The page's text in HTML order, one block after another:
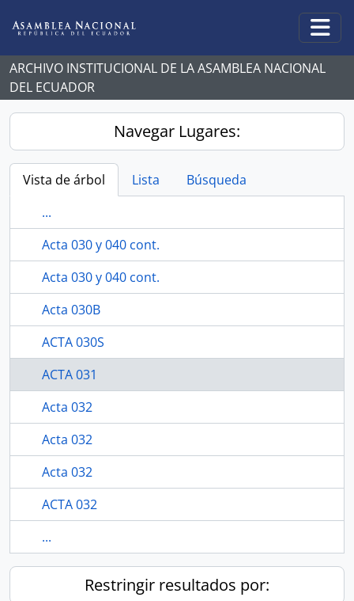
ARCHIVO INSTITUCIONAL DE LA ASAMBLEA NACIONAL
DEL ECUADOR
Navegar Lugares:
Vista de árbol Lista
Búsqueda
...
Acta 030 y 040 cont.
Acta 030 y 040 cont.
Acta 030B
ACTA 030S
ACTA 031
Acta 032
Acta 032
Acta 032
ACTA 032
...
Restringir resultados por: